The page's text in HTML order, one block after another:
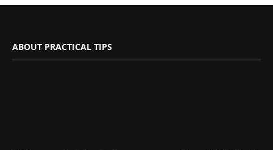
ABOUT PRACTICAL TIPS